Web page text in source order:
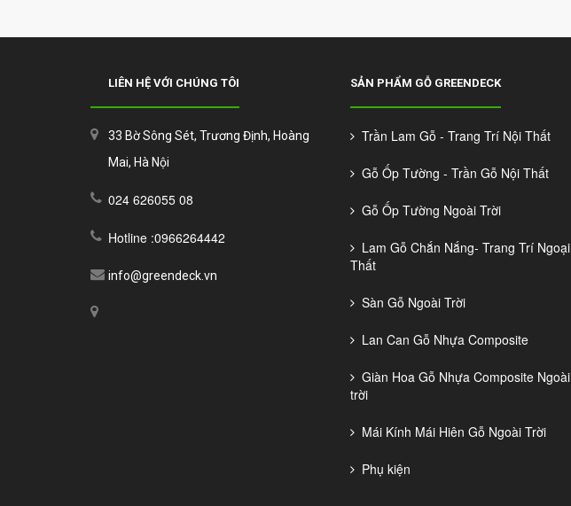
LIÊN HỆ VỚI CHÚNG TÔI
33 Bờ Sông Sét, Trương Định, Hoàng
Mai, Hà Nội
024 626055 08
Hotline :0966264442
info@greendeck.vn
SẢN PHẨM GỖ GREENDECK
Trần Lam Gỗ - Trang Trí Nội Thất
Gỗ Ốp Tường - Trần Gỗ Nội Thất
Gỗ Ốp Tường Ngoài Trời
Lam Gỗ Chắn Nắng- Trang Trí Ngoại
Thất
Sàn Gỗ Ngoài Trời
Lan Can Gỗ Nhựa Composite
Giàn Hoa Gỗ Nhựa Composite Ngoài
trời
Mái Kính Mái Hiên Gỗ Ngoài Trời
Phụ kiện